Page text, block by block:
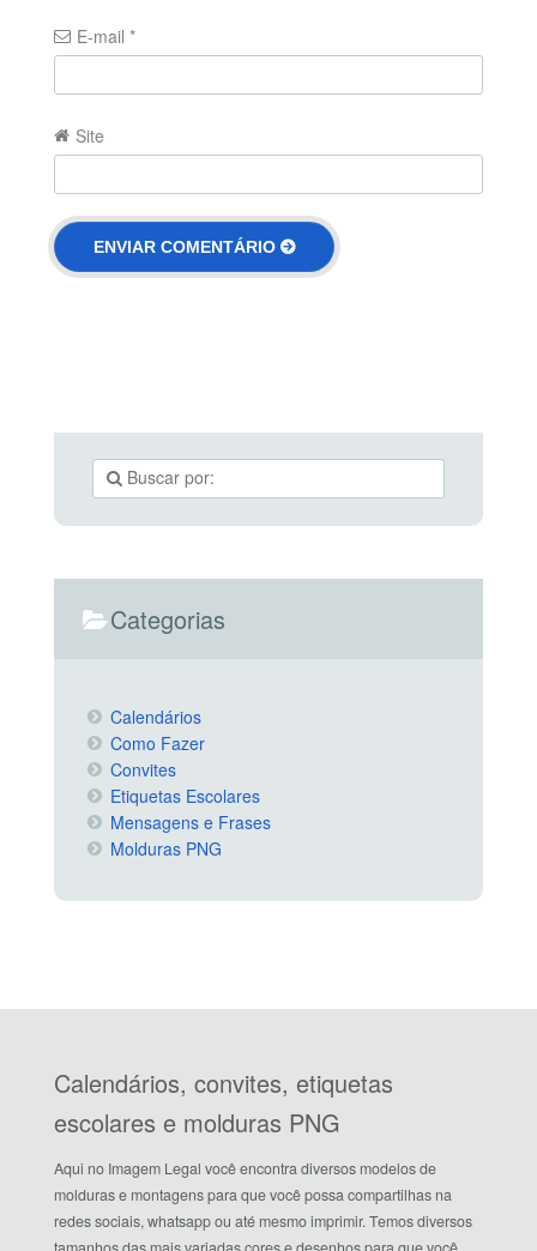
E-mail *
Site
Categorias
Calendários
Como Fazer
Convites
Etiquetas Escolares
Mensagens e Frases
Molduras PNG
Calendários, convites, etiquetas
escolares e molduras PNG
Aqui no Imagem Legal você encontra diversos modelos de
molduras e montagens para que você possa compartilhas na
redes sociais, whatsapp ou até mesmo imprimir. Temos diversos